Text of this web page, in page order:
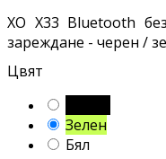
XO X33 Bluetooth
зареждане - черен /
Цвят
Зелен
Бял